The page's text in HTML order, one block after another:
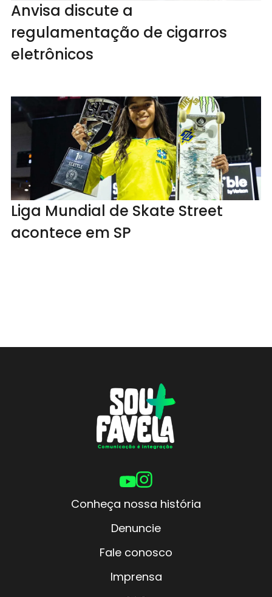
Anvisa discute a
regulamentação de cigarros
eletrônicos
Liga Mundial de Skate Street
acontece em SP
Conheça nossa história
Denuncie
Fale conosco
Imprensa